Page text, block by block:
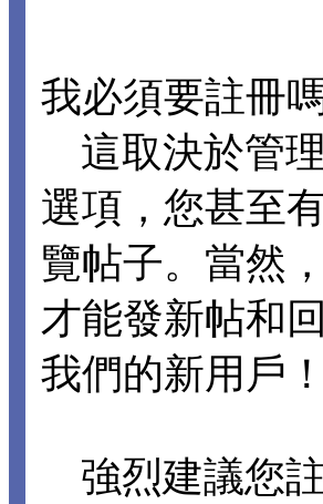
我必須要註冊
這取決於管
選項，您甚至
覽帖子。當然
才能發新帖和
我們的新用戶！
強烈建議您